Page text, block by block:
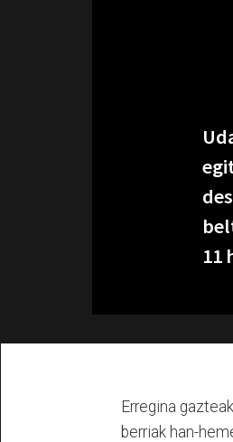
11
Erregina
berriak han-